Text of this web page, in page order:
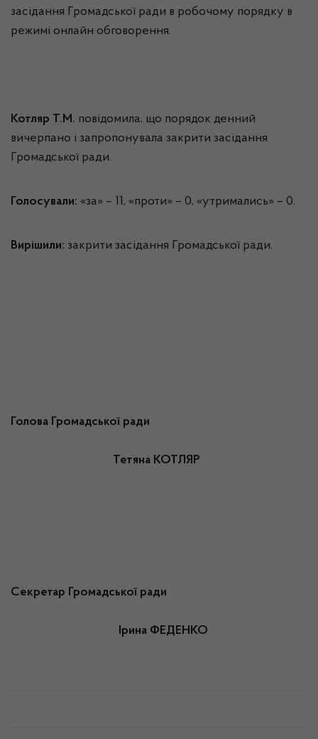
засідання Громадської ради в робочому порядку в
режимі онлайн обговорення.
Котляр Т.М. повідомила, що порядок денний
вичерпано і запропонувала закрити засідання
Громадської ради.
Голосували: «за» – 11, «проти» – 0, «утримались» – 0.
Вирішили: закрити засідання Громадської ради.
Голова Громадської ради
Тетяна КОТЛЯР
Секретар Громадської ради
Ірина ФЕДЕНКО